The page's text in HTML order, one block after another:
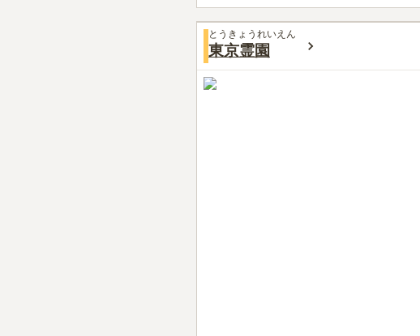
とうきょうれいえん
東京霊園